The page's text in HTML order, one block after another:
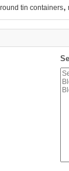
round tin containers,